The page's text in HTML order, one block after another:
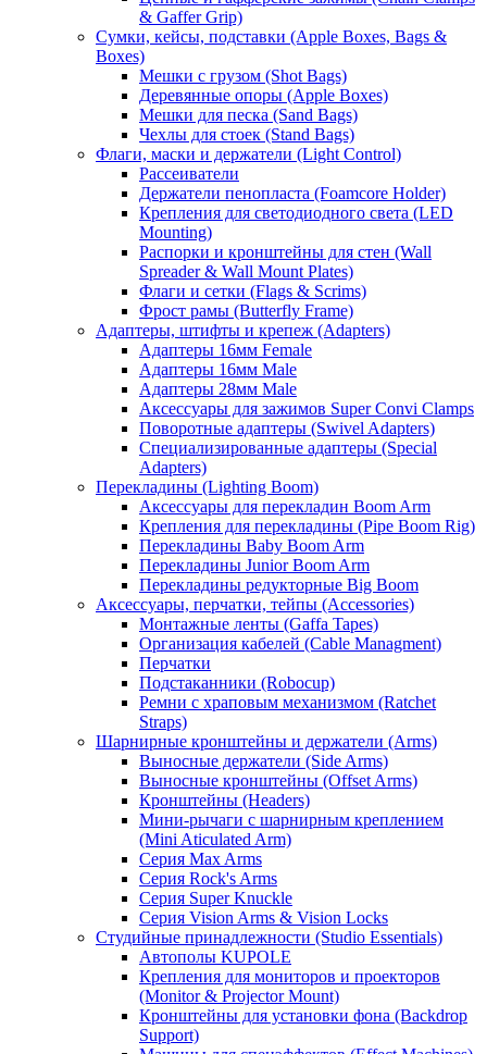
& Gaffer Grip)
Сумки, кейсы, подставки (Apple Boxes, Bags &
Boxes)
Мешки с грузом (Shot Bags)
Деревянные опоры (Apple Boxes)
Мешки для песка (Sand Bags)
Чехлы для стоек (Stand Bags)
Флаги, маски и держатели (Light Control)
Рассеиватели
Держатели пенопласта (Foamcore Holder)
Крепления для светодиодного света (LED
Mounting)
Распорки и кронштейны для стен (Wall
Spreader & Wall Mount Plates)
Флаги и сетки (Flags & Scrims)
Фрост рамы (Butterfly Frame)
Адаптеры, штифты и крепеж (Adapters)
Адаптеры 16мм Female
Адаптеры 16мм Male
Адаптеры 28мм Male
Аксессуары для зажимов Super Convi Clamps
Поворотные адаптеры (Swivel Adapters)
Специализированные адаптеры (Special
Adapters)
Перекладины (Lighting Boom)
Аксессуары для перекладин Boom Arm
Крепления для перекладины (Pipe Boom Rig)
Перекладины Baby Boom Arm
Перекладины Junior Boom Arm
Перекладины редукторные Big Boom
Аксессуары, перчатки, тейпы (Accessories)
Монтажные ленты (Gaffa Tapes)
Организация кабелей (Cable Managment)
Перчатки
Подстаканники (Robocup)
Ремни с храповым механизмом (Ratchet
Straps)
Шарнирные кронштейны и держатели (Arms)
Выносные держатели (Side Arms)
Выносные кронштейны (Offset Arms)
Кронштейны (Headers)
Мини-рычаги с шарнирным креплением
(Mini Aticulated Arm)
Серия Max Arms
Серия Rock's Arms
Серия Super Knuckle
Серия Vision Arms & Vision Locks
Студийные принадлежности (Studio Essentials)
Автополы KUPOLE
Крепления для мониторов и проекторов
(Monitor & Projector Mount)
Кронштейны для установки фона (Backdrop
Support)